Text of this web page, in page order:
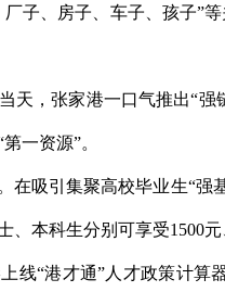
子、房子、车子、孩子”
天，张家港一口气推出“
一资源”。
在吸引集聚高校毕业生“
本科生分别可享受1500元
线“港才通”人才政策计算